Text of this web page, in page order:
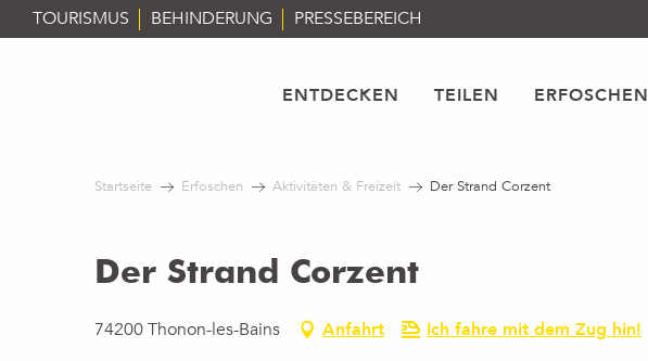
Aller
au
TOURISMUS BEHINDERUNG PRESSEBEREICH
ENTDECKEN TEILEN ERFOSCHEN
Startseite Erfoschen Aktivitäten & Freizeit Der Strand Corzent
Der Strand Corzent
74200 Thonon-les-Bains Anfahrt Ich fahre mit dem Zug hin!